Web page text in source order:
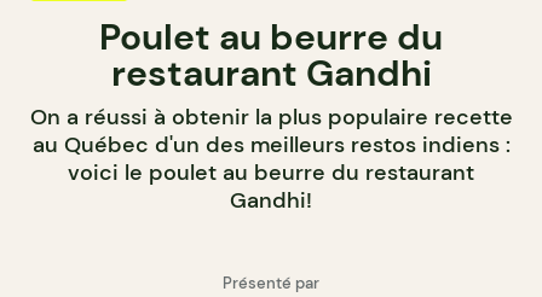
Poulet au beurre du
restaurant Gandhi
On a réussi à obtenir la plus populaire recette
au Québec d'un des meilleurs restos indiens :
voici le poulet au beurre du restaurant
Gandhi!
Présenté par